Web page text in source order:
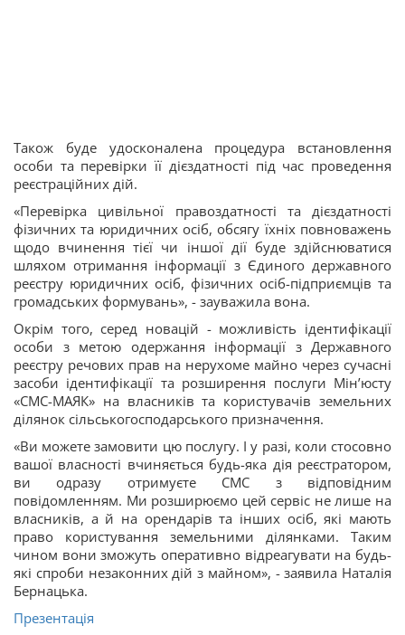
Також буде удосконалена процедура встановлення
особи та перевірки її дієздатності під час проведення
реєстраційних дій.
«Перевірка цивільної правоздатності та дієздатності
фізичних та юридичних осіб, обсягу їхніх повноважень
щодо вчинення тієї чи іншої дії буде здійснюватися
шляхом отримання інформації з Єдиного державного
реєстру юридичних осіб, фізичних осіб-підприємців та
громадських формувань», - зауважила вона.
Окрім того, серед новацій - можливість ідентифікації
особи з метою одержання інформації з Державного
реєстру речових прав на нерухоме майно через сучасні
засоби ідентифікації та розширення послуги Мін’юсту
«СМС-МАЯК» на власників та користувачів земельних
ділянок сільськогосподарського призначення.
«Ви можете замовити цю послугу. І у разі, коли стосовно
вашої власності вчиняється будь-яка дія реєстратором,
ви одразу отримуєте СМС з відповідним
повідомленням. Ми розширюємо цей сервіс не лише на
власників, а й на орендарів та інших осіб, які мають
право користування земельними ділянками. Таким
чином вони зможуть оперативно відреагувати на будь-
які спроби незаконних дій з майном», - заявила Наталія
Бернацька.
Презентація